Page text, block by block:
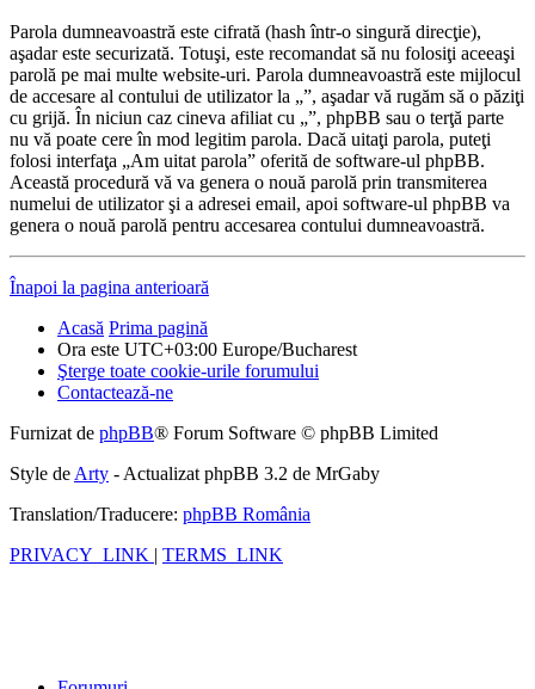
Parola dumneavoastră este cifrată (hash într-o singură direcţie),
aşadar este securizată. Totuşi, este recomandat să nu folosiţi aceeaşi
parolă pe mai multe website-uri. Parola dumneavoastră este mijlocul
de accesare al contului de utilizator la „”, aşadar vă rugăm să o păziţi
cu grijă. În niciun caz cineva afiliat cu „”, phpBB sau o terţă parte
nu vă poate cere în mod legitim parola. Dacă uitaţi parola, puteţi
folosi interfaţa „Am uitat parola” oferită de software-ul phpBB.
Această procedură vă va genera o nouă parolă prin transmiterea
numelui de utilizator şi a adresei email, apoi software-ul phpBB va
genera o nouă parolă pentru accesarea contului dumneavoastră.
Înapoi la pagina anterioară
Acasă Prima pagină
Ora este UTC+03:00 Europe/Bucharest
Şterge toate cookie-urile forumului
Contactează-ne
Furnizat de phpBB® Forum Software © phpBB Limited
Style de Arty - Actualizat phpBB 3.2 de MrGaby
Translation/Traducere: phpBB România
PRIVACY_LINK | TERMS_LINK